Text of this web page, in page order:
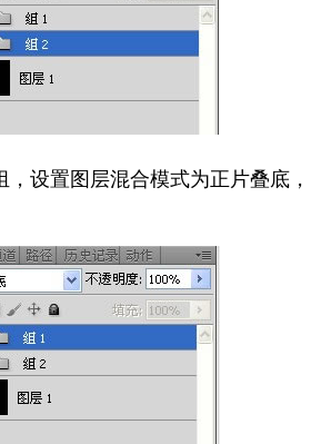
，设置图层混合模式为正片叠底，